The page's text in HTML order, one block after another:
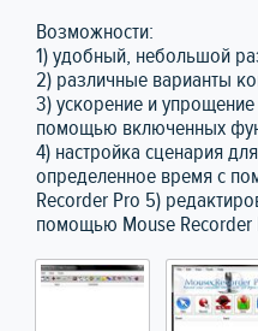
Возможности:
1) удобный, небольшой
2) различные варианты
3) ускорение и
помощью включенных
4) настройка сценария
определенное время с
Recorder Pro 5)
помощью Mouse Recorder